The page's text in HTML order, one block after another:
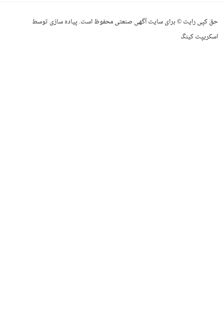
حق کپی رایت © برای سایت آگهی صنعتی محفوظ است. پیاده سازی توسط
اسکریپت کینگ